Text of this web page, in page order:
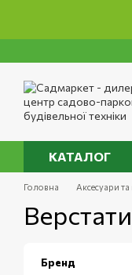
КАТАЛОГ
Головна Аксесуари
Бренд